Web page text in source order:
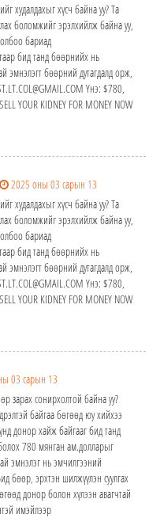
худалдахыг хүсч байна уу? Та
боломжийг эрэлхийлж байна уу,
бариад
бид танд бөөрнийх нь
эмнэлэгт бөөрний дутагдалд орж,
Yнэ: $780,
YOUR KIDNEY FOR MONEY NOW
2025 оны 03 сарын 13
худалдахыг хүсч байна уу? Та
боломжийг эрэлхийлж байна уу,
бариад
бид танд бөөрнийх нь
эмнэлэгт бөөрний дутагдалд орж,
Yнэ: $780,
YOUR KIDNEY FOR MONEY NOW
03 сарын 13
​​зарах сонирхолтой байна уу?
байгаа бөгөөд юу хийхээ
донор хайж байгааг бид танд
780 мянган ам.долларыг
эмнэлэг нь эмчилгээний
бөөр, эрхтэн шилжүүлэн суулгах
донор болон хүлээн авагчтай
имэйлээр